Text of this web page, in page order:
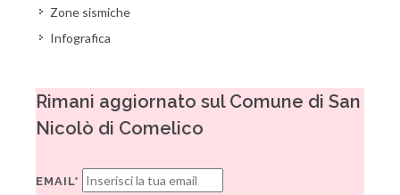
Zone sismiche
Infografica
Rimani aggiornato sul Comune di San
Nicolò di Comelico
EMAIL*